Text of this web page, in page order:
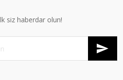
siz haberdar olun!